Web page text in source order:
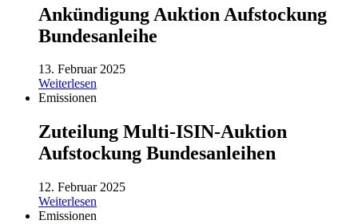
Ankündigung Auktion Aufstockung
Bundesanleihe
13. Februar 2025
Weiterlesen
Emissionen
Zuteilung Multi-ISIN-Auktion
Aufstockung Bundesanleihen
12. Februar 2025
Weiterlesen
Emissionen